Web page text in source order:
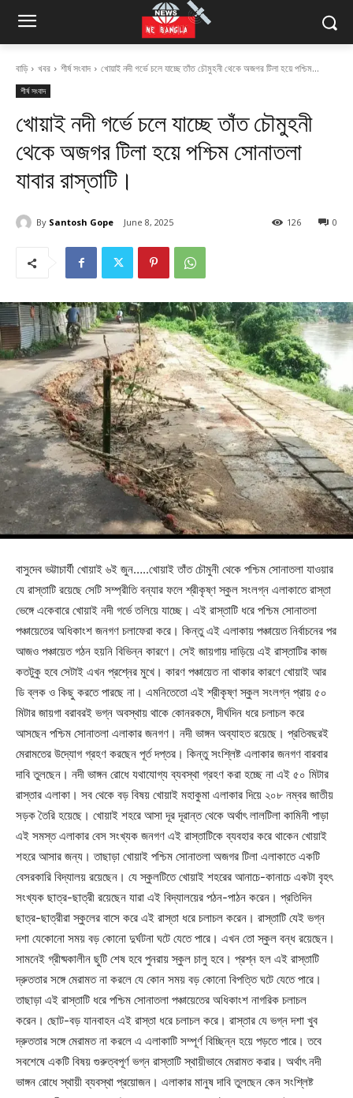
বাড়ি খবর শীর্ষ সংবাদ খোয়াই নদী গর্ভে চলে যাচ্ছে তাঁত চৌমুহনী থেকে অজগর টিলা হয়ে পশ্চিম...
শীর্ষ সংবাদ
খোয়াই নদী গর্ভে চলে যাচ্ছে তাঁত চৌমুহনী
থেকে অজগর টিলা হয়ে পশ্চিম সোনাতলা
যাবার রাস্তাটি।
By Santosh Gope June 8, 2025 0
126
বাসুদেব ভট্টাচার্যী খোয়াই ৬ই জুন…..খোয়াই তাঁত চৌমুনী থেকে পশ্চিম সোনাতলা যাওয়ার
যে রাস্তাটি রয়েছে সেটি সম্প্রীতি বন্যার ফলে শ্রীকৃষ্ণ স্কুল সংলগ্ন এলাকাতে রাস্তা
ভেঙ্গে একেবারে খোয়াই নদী গর্ভে তলিয়ে যাচ্ছে। এই রাস্তাটি ধরে পশ্চিম সোনাতলা
পঞ্চায়েতের অধিকাংশ জনগণ চলাফেরা করে। কিন্তু এই এলাকায় পঞ্চায়েত নির্বাচনের পর
আজও পঞ্চায়েত গঠন হয়নি বিভিন্ন কারণে। সেই জায়গায় দাড়িয়ে এই রাস্তাটির কাজ
কতটুকু হবে সেটাই এখন প্রশ্নের মুখে। কারণ পঞ্চায়েত না থাকার কারণে খোয়াই আর
ডি ব্লক ও কিছু করতে পারছে না। এমনিতেতো এই শ্রীকৃষ্ণ স্কুল সংলগ্ন প্রায় ৫০
মিটার জায়গা বরাবরই ভগ্ন অবস্থায় থাকে কোনরকমে, দীর্ঘদিন ধরে চলাচল করে
আসছেন পশ্চিম সোনাতলা এলাকার জনগণ। নদী ভাঙ্গন অব্যাহত রয়েছে। প্রতিবছরই
মেরামতের উদ্যোগ গ্রহণ করছেন পূর্ত দপ্তর। কিন্তু সংশ্লিষ্ট এলাকার জনগণ বারবার
দাবি তুলছেন। নদী ভাঙ্গন রোধে যথাযোগ্য ব্যবস্থা গ্রহণ করা হচ্ছে না এই ৫০ মিটার
রাস্তার এলাকা। সব থেকে বড় বিষয় খোয়াই মহাকুমা এলাকার দিয়ে ২০৮ নম্বর জাতীয়
সড়ক তৈরি হয়েছে। খোয়াই শহরে আসা দূর দূরান্ত থেকে অর্থাৎ লালটিলা কামিনী পাড়া
এই সমস্ত এলাকার বেস সংখ্যক জনগণ এই রাস্তাটিকে ব্যবহার করে থাকেন খোয়াই
শহরে আসার জন্য। তাছাড়া খোয়াই পশ্চিম সোনাতলা অজগর টিলা এলাকাতে একটি
বেসরকারি বিদ্যালয় রয়েছেন। যে স্কুলটিতে খোয়াই শহরের আনাচে-কানাচে একটা বৃহৎ
সংখ্যক ছাত্র-ছাত্রী রয়েছেন যারা এই বিদ্যালয়ের পঠন-পাঠন করেন। প্রতিদিন
ছাত্র-ছাত্রীরা স্কুলের বাসে করে এই রাস্তা ধরে চলাচল করেন। রাস্তাটি যেই ভগ্ন
দশা যেকোনো সময় বড় কোনো দুর্ঘটনা ঘটে যেতে পারে। এখন তো স্কুল বন্ধ রয়েছেন।
সামনেই গ্রীষ্মকালীন ছুটি শেষ হবে পুনরায় স্কুল চালু হবে। প্রশ্ন হল এই রাস্তাটি
দ্রুততার সঙ্গে মেরামত না করলে যে কোন সময় বড় কোনো বিপত্তি ঘটে যেতে পারে।
তাছাড়া এই রাস্তাটি ধরে পশ্চিম সোনাতলা পঞ্চায়েতের অধিকাংশ নাগরিক চলাচল
করেন। ছোট-বড় যানবাহন এই রাস্তা ধরে চলাচল করে। রাস্তার যে ভগ্ন দশা খুব
দ্রুততার সঙ্গে মেরামত না করলে এ এলাকাটি সম্পূর্ণ বিচ্ছিন্ন হয়ে পড়তে পারে। তবে
সবশেষে একটি বিষয় গুরুত্বপূর্ণ ভগ্ন রাস্তাটি স্থায়ীভাবে মেরামত করার। অর্থাৎ নদী
ভাঙ্গন রোধে স্থায়ী ব্যবস্থা প্রয়োজন। এলাকার মানুষ দাবি তুলছেন কেন সংশ্লিষ্ট